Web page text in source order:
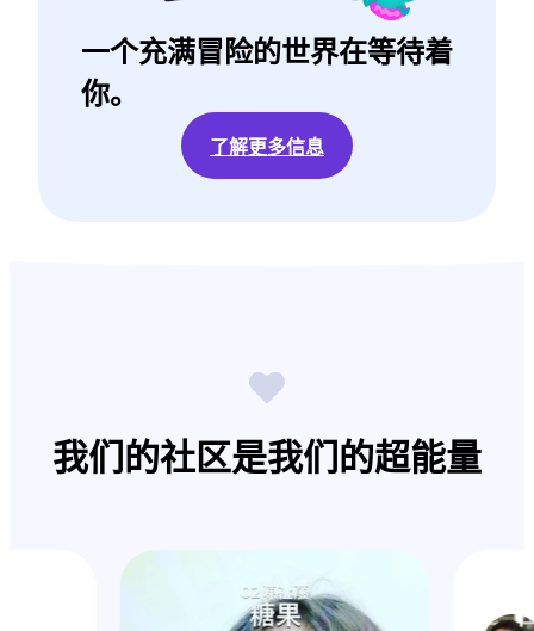
一个充满冒险的世界在等待着
你。
了解更多信息
我们的社区是我们的超能量